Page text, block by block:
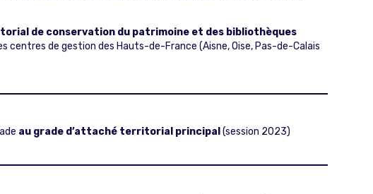
de conservation du patrimoine et des bibliothèques
de gestion des Hauts-de-France (Aisne, Oise, Pas-de-Calais
au grade d’attaché territorial principal (session 2023)